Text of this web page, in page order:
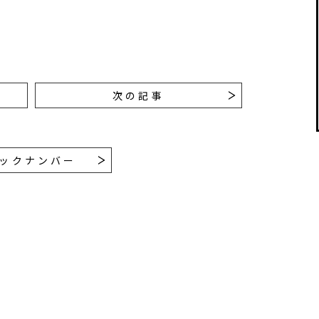
次の記事
クナンバー